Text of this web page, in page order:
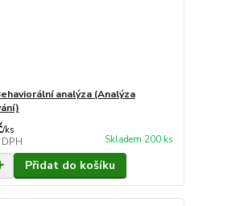
analýza (Analýza
/ks
Skladem 200 ks
Přidat do košíku